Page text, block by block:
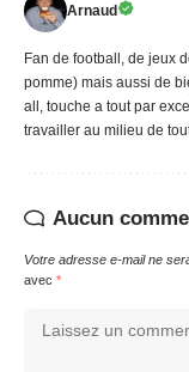
Arnaud
Fan de football, de jeux
pomme) mais aussi de
all, touche a tout par
travailler au milieu de
Aucun
Votre adresse e-mail ne
avec *